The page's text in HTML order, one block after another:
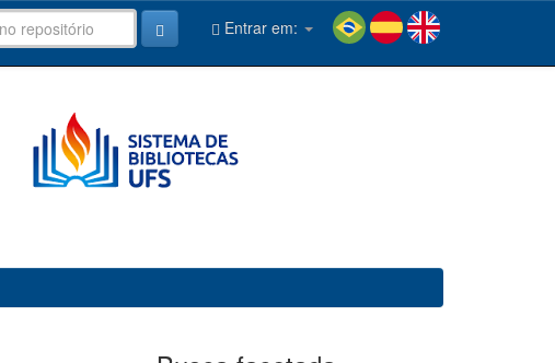
Entrar em: